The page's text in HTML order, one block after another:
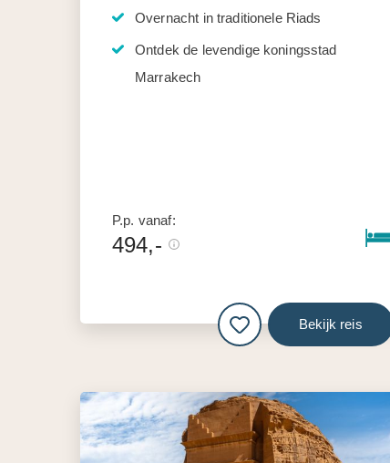
Overnacht in traditionele Riads
Ontdek de levendige koningsstad
Marrakech
P.p. vanaf:
494,-
Bekijk reis